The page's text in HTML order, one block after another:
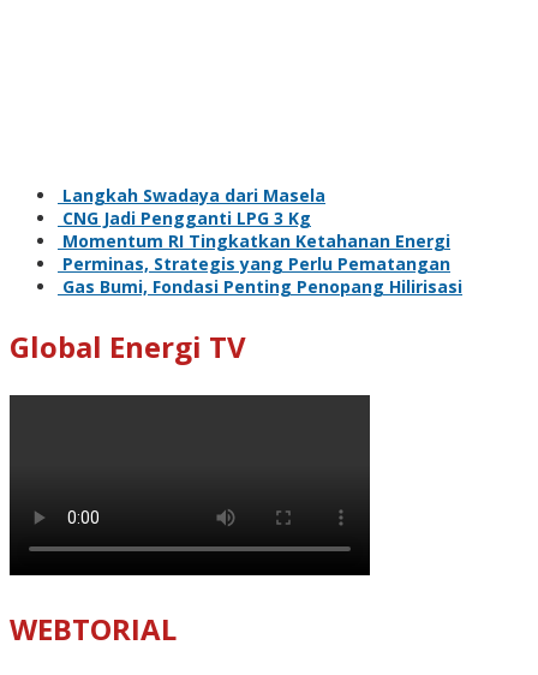
Langkah Swadaya dari Masela
CNG Jadi Pengganti LPG 3 Kg
Momentum RI Tingkatkan Ketahanan Energi
Perminas, Strategis yang Perlu Pematangan
Gas Bumi, Fondasi Penting Penopang Hilirisasi
Global Energi TV
WEBTORIAL